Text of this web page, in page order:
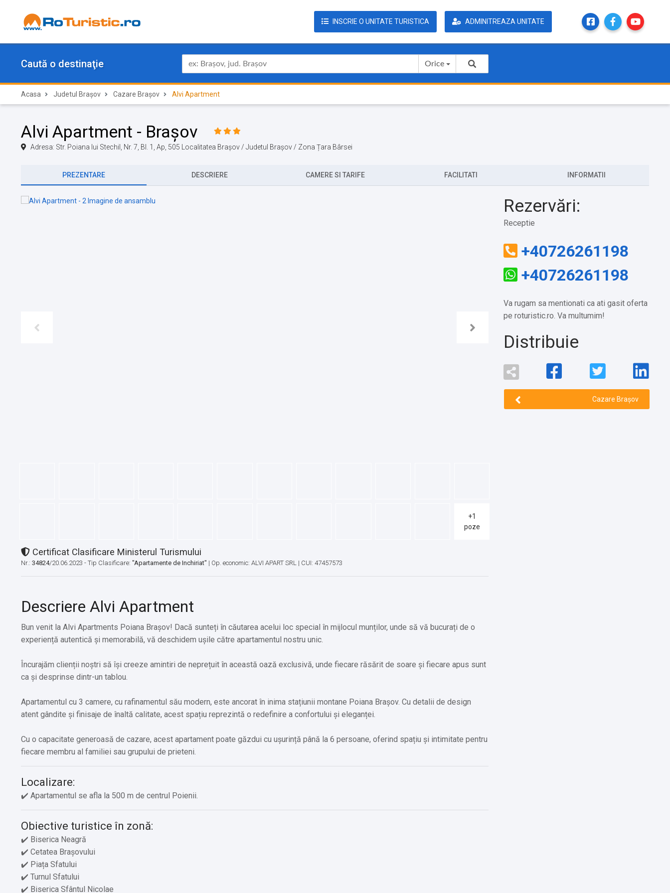
INSCRIE O UNITATE TURISTICA ADMINITREAZA UNITATE
Caută o destinaţie Orice
Acasa Judetul Brașov Cazare Brașov Alvi Apartment
Alvi Apartment - Brașov
Adresa: Str. Poiana lui Stechil, Nr. 7, Bl. 1, Ap, 505 Localitatea Brașov / Judetul Brașov / Zona Țara Bârsei
PREZENTARE DESCRIERE CAMERE SI TARIFE FACILITATI INFORMATII
+1
poze
Certificat Clasificare Ministerul Turismului
Nr.: 34824/20.06.2023 - Tip Clasificare: "Apartamente de Inchiriat" | Op. economic: ALVI APART SRL | CUI: 47457573
Descriere Alvi Apartment
Bun venit la Alvi Apartments Poiana Brașov! Dacă sunteți în căutarea acelui loc special în mijlocul munților, unde să vă bucurați de o
experiență autentică și memorabilă, vă deschidem ușile către apartamentul nostru unic.
Încurajăm clienții noștri să își creeze amintiri de neprețuit în această oază exclusivă, unde fiecare răsărit de soare și fiecare apus sunt
ca și desprinse dintr-un tablou.
Apartamentul cu 3 camere, cu rafinamentul său modern, este ancorat în inima stațiunii montane Poiana Brașov. Cu detalii de design
atent gândite și finisaje de înaltă calitate, acest spațiu reprezintă o redefinire a confortului și eleganței.
Cu o capacitate generoasă de cazare, acest apartament poate găzdui cu ușurință până la 6 persoane, oferind spațiu și intimitate pentru
fiecare membru al familiei sau grupului de prieteni.
Localizare:
✔️ Apartamentul se afla la 500 m de centrul Poienii.
Obiective turistice în zonă:
✔️ Biserica Neagră
✔️ Cetatea Brașovului
✔️ Piața Sfatului
✔️ Turnul Sfatului
✔️ Biserica Sfântul Nicolae
Rezervări:
Receptie
+40726261198
+40726261198
Va rugam sa mentionati ca ati gasit oferta
pe roturistic.ro. Va multumim!
Distribuie
Cazare Brașov